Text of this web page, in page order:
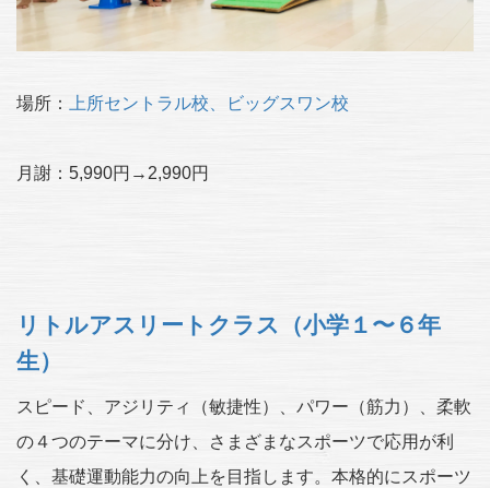
場所： 上所セントラル校、ビッグスワン校
月謝：5,990円→2,990円
リトルアスリートクラス（小学１〜６年
生）
スピード、アジリティ（敏捷性）、パワー（筋力）、柔軟
の４つのテーマに分け、さまざまなスポーツで応用が利
く、基礎運動能力の向上を目指します。本格的にスポーツ